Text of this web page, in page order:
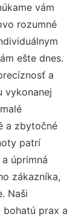
vám
rozumné
ešte dnes.
a
vykonanej
a zbytočné
patrí
úprimná
zákazníka,
Naši
bohatú prax a